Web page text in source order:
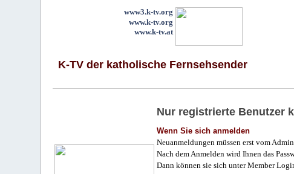
www3.k-tv.org
www.k-tv.org
www.k-tv.at
K-TV der katholische Fernsehsender
Nur registrierte Benutzer
Wenn Sie sich anmelden
Neuanmeldungen müssen erst vom
Nach dem Anmelden wird Ihnen das
Dann können sie sich unter Member